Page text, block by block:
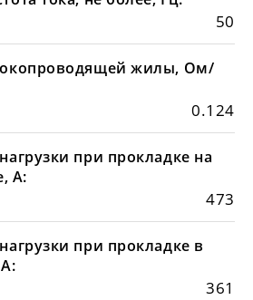
50
жилы, Ом/
0.124
при прокладке на
А:
473
при прокладке в
361